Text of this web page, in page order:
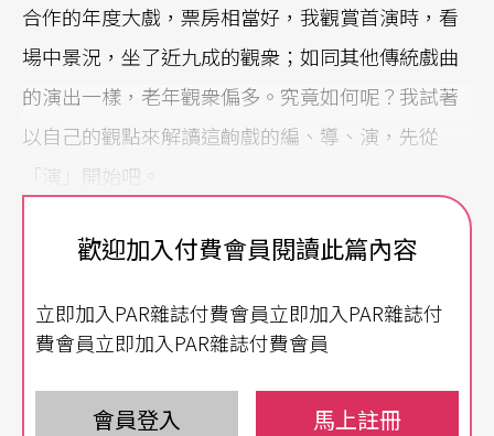
合作的年度大戲，票房相當好，我觀賞首演時，看
場中景況，坐了近九成的觀衆；如同其他傳統戲曲
的演出一樣，老年觀衆偏多。究竟如何呢？我試著
以自己的觀點來解讀這齣戲的編、導、演，先從
「演」開始吧。
演員及音樂表現出色
這齣戲的兩位主角況鍾和婁阿鼠，一正一邪，分別
由來自大陸的李寶春和孫正陽擔任。前者把況鍾的
場〈判斬〉中的一段唸詞，配合身段運用，表現況
歡迎加入付費會員閱讀此篇內容
立即加入PAR雜誌付費會員立即加入PAR雜誌付
費會員立即加入PAR雜誌付費會員
會員登入 馬上註冊